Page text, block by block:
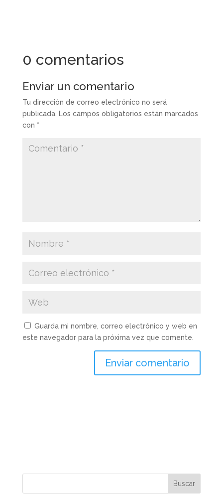
0 comentarios
Enviar un comentario
Tu dirección de correo electrónico no será
publicada. Los campos obligatorios están marcados
con *
Guarda mi nombre, correo electrónico y web en
este navegador para la próxima vez que comente.
Enviar comentario